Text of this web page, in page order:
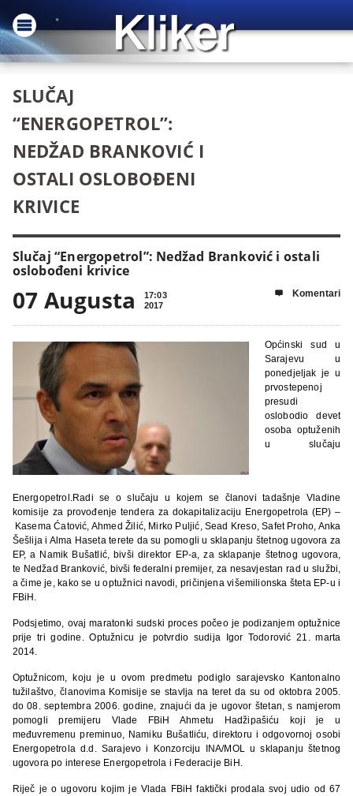
SLUČAJ
“ENERGOPETROL”:
NEDŽAD BRANKOVIĆ I
OSTALI OSLOBOĐENI
KRIVICE
Slučaj “Energopetrol”: Nedžad Branković i ostali
oslobođeni krivice
07 Augusta
17:03
2017
 Komentari
Općinski sud u
Sarajevu u
ponedjeljak je u
prvostepenoj
presudi
oslobodio devet
osoba optuženih
u slučaju
Energopetrol.Radi se o slučaju u kojem se članovi tadašnje Vladine
komisije za provođenje tendera za dokapitalizaciju Energopetrola (EP) –
Kasema Ćatović, Ahmed Žilić, Mirko Puljić, Sead Kreso, Safet Proho, Anka
Šešlija i Alma Haseta terete da su pomogli u sklapanju štetnog ugovora za
EP, a Namik Bušatlić, bivši direktor EP-a, za sklapanje štetnog ugovora,
te Nedžad Branković, bivši federalni premijer, za nesavjestan rad u službi,
a čime je, kako se u optužnici navodi, pričinjena višemilionska šteta EP-u i
FBiH.
Podsjetimo, ovaj maratonki sudski proces počeo je podizanjem optužnice
prije tri godine. Optužnicu je potvrdio sudija Igor Todorović 21. marta
2014.
Optužnicom, koju je u ovom predmetu podiglo sarajevsko Kantonalno
tužilaštvo, članovima Komisije se stavlja na teret da su od oktobra 2005.
do 08. septembra 2006. godine, znajući da je ugovor štetan, s namjerom
pomogli premijeru Vlade FBiH Ahmetu Hadžipašiću koji je u
međuvremenu preminuo, Namiku Bušatliću, direktoru i odgovornoj osobi
Energopetrola d.d. Sarajevo i Konzorciju INA/MOL u sklapanju štetnog
ugovora po interese Energopetrola i Federacije BiH.
Riječ je o ugovoru kojim je Vlada FBiH faktički prodala svoj udio od 67